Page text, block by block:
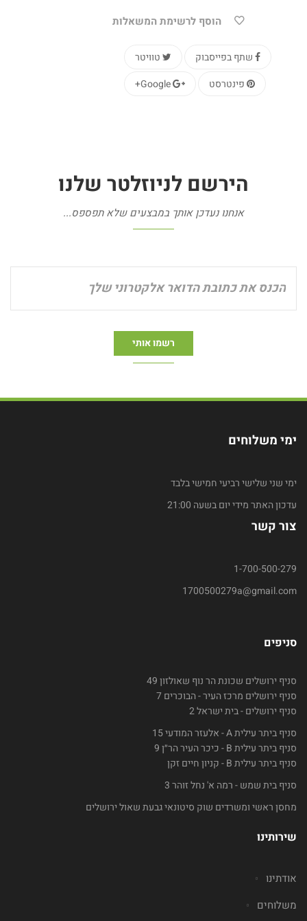
הוסף לרשימת המשאלות
טוויטר
שתף בפייסבוק
Google+
פינטרסט
הירשם לניוזלטר שלנו
אנחנו נעדכן אותך במבצעים שלא תפספס...
ימי משלוחים
ימי שני שלישי רביעי חמישי בלבד
עדכון האתר מידי יום בשעה 21:00
צור קשר
1-700-500-279
1700500279a@gmail.com
סניפים
סניף ירושלים שכונת הר נוף שאולזון 49
סניף ירושלים מרכז העיר - הבוכרים 7
סניף ירושלים - בית ישראל 2
סניף ביתר עילית A - אלעזר המודעי 15
סניף ביתר עילית B - כיכר העיר הר״ן 9
סניף ביתר עילית B - קניון חיים זקן
סניף בית שמש - רמה א' נחל זוהר 3
מחסן ראשי ומשרדים שוק סיטונאי גבעת שאול ירושלים
שירותינו
אודתינו
משלוחים